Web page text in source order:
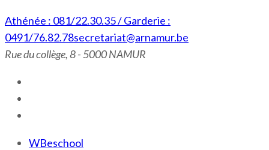
Athénée : 081/22.30.35 / Garderie :
0491/76.82.78secretariat@arnamur.be
Rue du collège, 8 - 5000 NAMUR
WBeschool